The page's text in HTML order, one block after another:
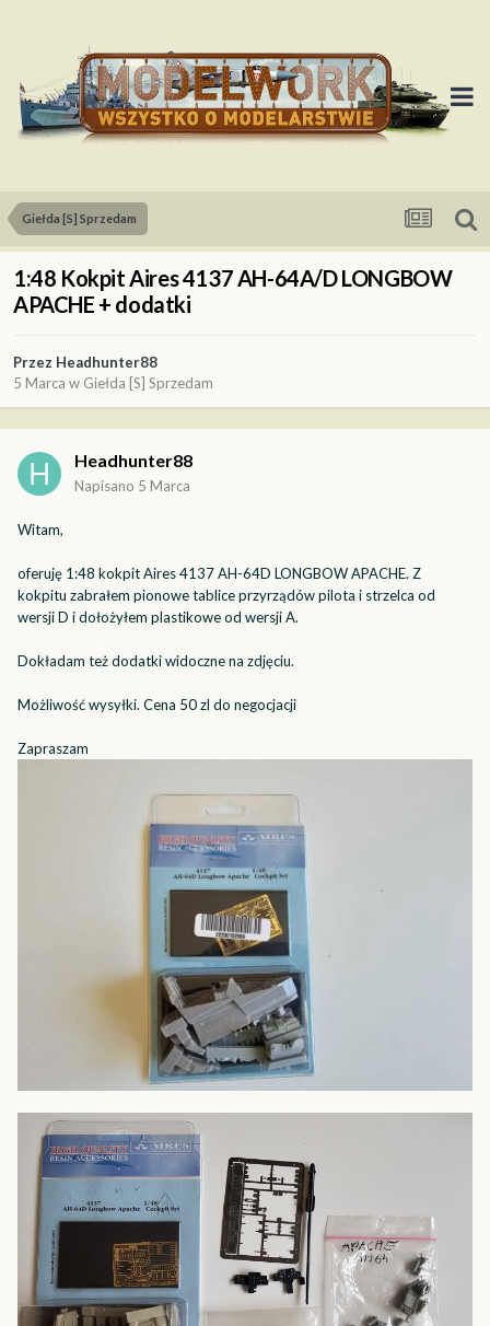
Giełda [S] Sprzedam
1:48 Kokpit Aires 4137 AH-64A/D LONGBOW
APACHE + dodatki
Przez Headhunter88
5 Marca w Giełda [S] Sprzedam
Headhunter88
Napisano 5 Marca
Witam,
oferuję 1:48 kokpit Aires 4137 AH-64D LONGBOW APACHE. Z
kokpitu zabrałem pionowe tablice przyrządów pilota i strzelca od
wersji D i dołożyłem plastikowe od wersji A.
Dokładam też dodatki widoczne na zdjęciu.
Możliwość wysyłki. Cena 50 zl do negocjacji
Zapraszam